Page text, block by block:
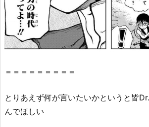
介！
T
O
＝＝＝＝＝＝＝＝＝
とりあえず何が言いたいかというと皆Dr
んでほしい